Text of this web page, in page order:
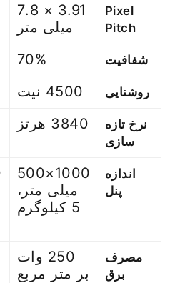
Pixel
Pitch
3.91 × 7.8
میلی متر
شفافیت 70%
روشنایی 4500 نیت
نرخ تازه
سازی
3840 هرتز
اندازه
پنل
1000×500
میلی متر،
5 کیلوگرم
مصرف
برق
250 وات
بر متر مربع